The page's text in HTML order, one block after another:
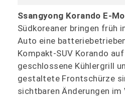
Ssangyong Korando E-
Südkoreaner bringen früh
Auto eine
Kompakt-SUV Korando
geschlossene Kühlergrill
gestaltete Frontschürze
sichtbaren Änderungen im